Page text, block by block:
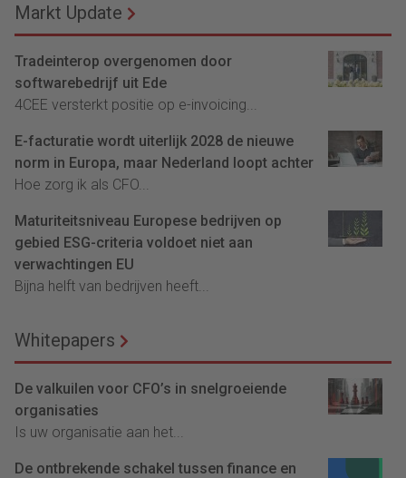
Markt Update
Tradeinterop overgenomen door
softwarebedrijf uit Ede
4CEE versterkt positie op e-invoicing...
E-facturatie wordt uiterlijk 2028 de nieuwe
norm in Europa, maar Nederland loopt achter
Hoe zorg ik als CFO...
Maturiteitsniveau Europese bedrijven op
gebied ESG-criteria voldoet niet aan
verwachtingen EU
Bijna helft van bedrijven heeft...
Whitepapers
De valkuilen voor CFO’s in snelgroeiende
organisaties
Is uw organisatie aan het...
De ontbrekende schakel tussen finance en